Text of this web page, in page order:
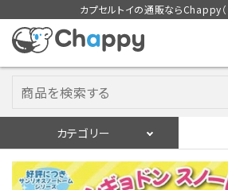
カプセルトイの通販ならChappy（
カテゴリー
ログイン 会員